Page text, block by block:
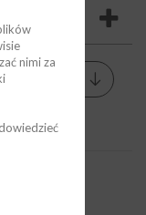
nimi za